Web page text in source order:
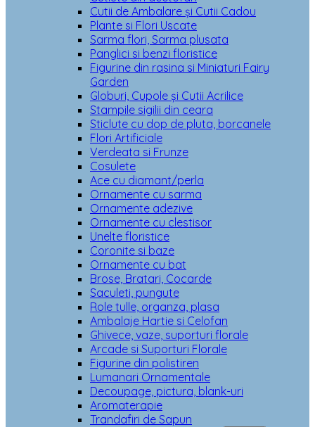
Cutii de Ambalare și Cutii Cadou
Plante si Flori Uscate
Sarma flori, Sarma plusata
Panglici si benzi floristice
Figurine din rasina si Miniaturi Fairy
Garden
Globuri, Cupole și Cutii Acrilice
Stampile sigilii din ceara
Sticlute cu dop de pluta, borcanele
Flori Artificiale
Verdeata si Frunze
Cosulete
Ace cu diamant/perla
Ornamente cu sarma
Ornamente adezive
Ornamente cu clestisor
Unelte floristice
Coronite si baze
Ornamente cu bat
Brose, Bratari, Cocarde
Saculeti, pungute
Role tulle, organza, plasa
Ambalaje Hartie si Celofan
Ghivece, vaze, suporturi florale
Arcade si Suporturi Florale
Figurine din polistiren
Lumanari Ornamentale
Decoupage, pictura, blank-uri
Aromaterapie
Trandafiri de Sapun